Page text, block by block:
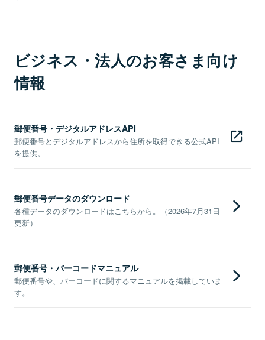
ビジネス・法人のお客さま向け
情報
郵便番号・デジタルアドレスAPI
郵便番号とデジタルアドレスから住所を取得できる公式API
を提供。
郵便番号データのダウンロード
各種データのダウンロードはこちらから。（2026年7月31日
更新）
郵便番号・バーコードマニュアル
郵便番号や、バーコードに関するマニュアルを掲載していま
す。